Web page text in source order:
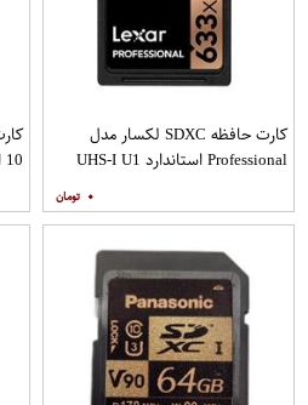
کارت حافظه SDXC لکسار مدل
Professional استاندارد UHS-I U1
سرعت 95MBps 633X ظرفیت 256
گیگابایت
۰